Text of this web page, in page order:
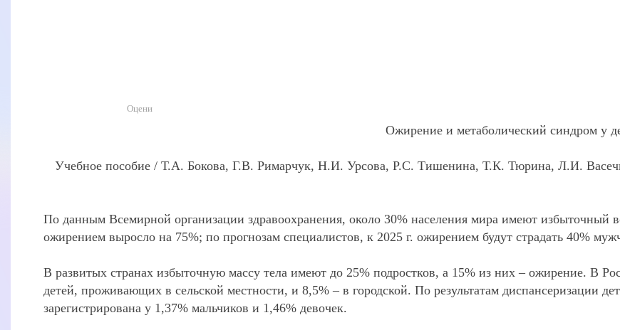
Оцени
Ожирение и метаболический синдром у
Учебное пособие / Т.А. Бокова, Г.В. Римарчук, Н.И. Урсова, Р.С. Тишенина, Т.К. Тюрина, Л.И.
По данным Всемирной организации здравоохранения, около 30% населения мира имеют избыточный
ожирением выросло на 75%; по прогнозам специалистов, к 2025 г. ожирением будут страдать 40%
В развитых странах избыточную массу тела имеют до 25% подростков, а 15% из них – ожирение. В
детей, проживающих в сельской местности, и 8,5% – в городской. По результатам диспансеризации
зарегистрирована у 1,37% мальчиков и 1,46% девочек.